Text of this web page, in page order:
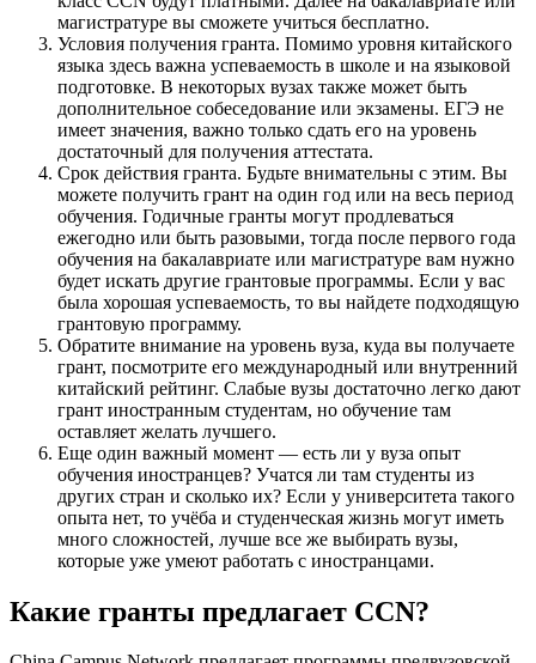
магистратуре вы сможете учиться бесплатно.
Условия получения гранта. Помимо уровня китайского
языка здесь важна успеваемость в школе и на языковой
подготовке. В некоторых вузах также может быть
дополнительное собеседование или экзамены. ЕГЭ не
имеет значения, важно только сдать его на уровень
достаточный для получения аттестата.
Срок действия гранта. Будьте внимательны с этим. Вы
можете получить грант на один год или на весь период
обучения. Годичные гранты могут продлеваться
ежегодно или быть разовыми, тогда после первого года
обучения на бакалавриате или магистратуре вам нужно
будет искать другие грантовые программы. Если у вас
была хорошая успеваемость, то вы найдете подходящую
грантовую программу.
Обратите внимание на уровень вуза, куда вы получаете
грант, посмотрите его международный или внутренний
китайский рейтинг. Слабые вузы достаточно легко дают
грант иностранным студентам, но обучение там
оставляет желать лучшего.
Еще один важный момент — есть ли у вуза опыт
обучения иностранцев? Учатся ли там студенты из
других стран и сколько их? Если у университета такого
опыта нет, то учёба и студенческая жизнь могут иметь
много сложностей, лучше все же выбирать вузы,
которые уже умеют работать с иностранцами.
Какие гранты предлагает CCN?